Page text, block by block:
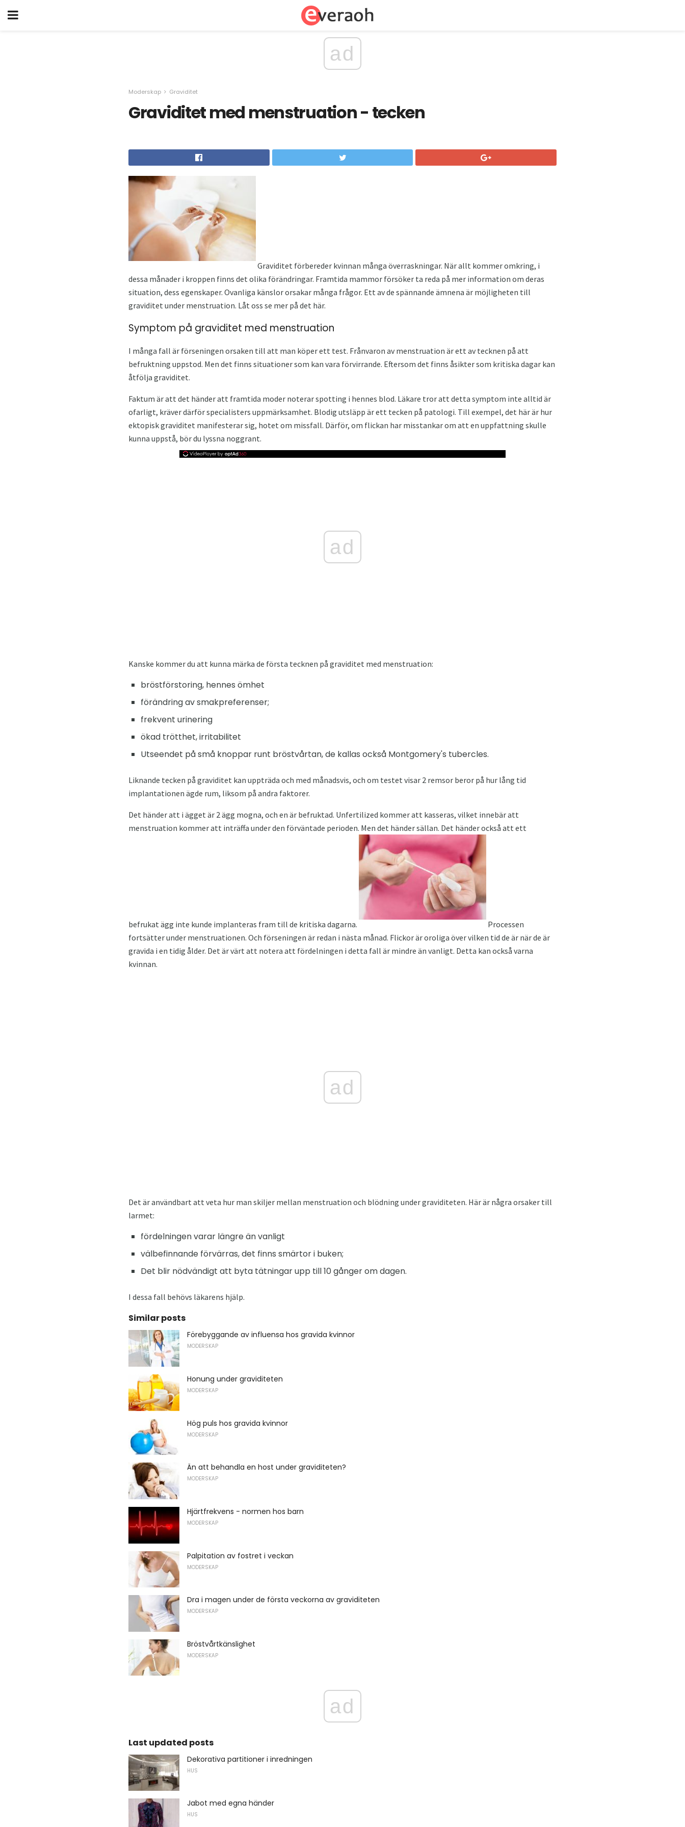
ad
Moderskap Graviditet
Graviditet med menstruation - tecken
Graviditet förbereder kvinnan många överraskningar. När allt kommer omkring, i
dessa månader i kroppen finns det olika förändringar. Framtida mammor försöker ta reda på mer information om deras
situation, dess egenskaper. Ovanliga känslor orsakar många frågor. Ett av de spännande ämnena är möjligheten till
graviditet under menstruation. Låt oss se mer på det här.
Symptom på graviditet med menstruation
I många fall är förseningen orsaken till att man köper ett test. Frånvaron av menstruation är ett av tecknen på att
befruktning uppstod. Men det finns situationer som kan vara förvirrande. Eftersom det finns åsikter som kritiska dagar kan
åtfölja graviditet.
Faktum är att det händer att framtida moder noterar spotting i hennes blod. Läkare tror att detta symptom inte alltid är
ofarligt, kräver därför specialisters uppmärksamhet. Blodig utsläpp är ett tecken på patologi. Till exempel, det här är hur
ektopisk graviditet manifesterar sig, hotet om missfall. Därför, om flickan har misstankar om att en uppfattning skulle
kunna uppstå, bör du lyssna noggrant.
ad
Kanske kommer du att kunna märka de första tecknen på graviditet med menstruation:
bröstförstoring, hennes ömhet
förändring av smakpreferenser;
frekvent urinering
ökad trötthet, irritabilitet
Utseendet på små knoppar runt bröstvårtan, de kallas också Montgomery's tubercles.
Liknande tecken på graviditet kan uppträda och med månadsvis, och om testet visar 2 remsor beror på hur lång tid
implantationen ägde rum, liksom på andra faktorer.
Det händer att i ägget är 2 ägg mogna, och en är befruktad. Unfertilized kommer att kasseras, vilket innebär att
menstruation kommer att inträffa under den förväntade perioden. Men det händer sällan. Det händer också att ett
befrukat ägg inte kunde implanteras fram till de kritiska dagarna.
Processen
fortsätter under menstruationen. Och förseningen är redan i nästa månad. Flickor är oroliga över vilken tid de är när de är
gravida i en tidig ålder. Det är värt att notera att fördelningen i detta fall är mindre än vanligt. Detta kan också varna
kvinnan.
ad
Det är användbart att veta hur man skiljer mellan menstruation och blödning under graviditeten. Här är några orsaker till
larmet:
fördelningen varar längre än vanligt
välbefinnande förvärras, det finns smärtor i buken;
Det blir nödvändigt att byta tätningar upp till 10 gånger om dagen.
I dessa fall behövs läkarens hjälp.
Similar posts
Förebyggande av influensa hos gravida kvinnor
MODERSKAP
Honung under graviditeten
MODERSKAP
Hög puls hos gravida kvinnor
MODERSKAP
Än att behandla en host under graviditeten?
MODERSKAP
Hjärtfrekvens - normen hos barn
MODERSKAP
Palpitation av fostret i veckan
MODERSKAP
Dra i magen under de första veckorna av graviditeten
MODERSKAP
Bröstvårtkänslighet
MODERSKAP
ad
Last updated posts
Dekorativa partitioner i inredningen
HUS
Jabot med egna händer
HUS